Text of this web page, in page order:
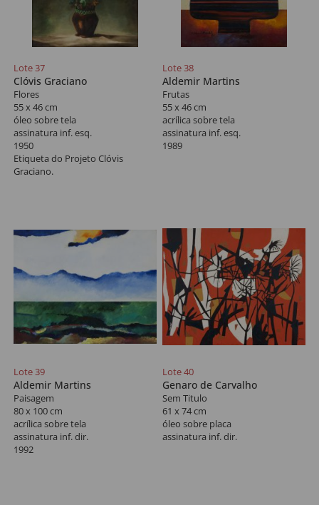
Lote 37
Clóvis Graciano
Flores
55 x 46 cm
óleo sobre tela
assinatura inf. esq.
1950
Etiqueta do Projeto Clóvis
Graciano.
Lote 38
Aldemir Martins
Frutas
55 x 46 cm
acrílica sobre tela
assinatura inf. esq.
1989
Lote 39
Aldemir Martins
Paisagem
80 x 100 cm
acrílica sobre tela
assinatura inf. dir.
1992
Lote 40
Genaro de Carvalho
Sem Titulo
61 x 74 cm
óleo sobre placa
assinatura inf. dir.